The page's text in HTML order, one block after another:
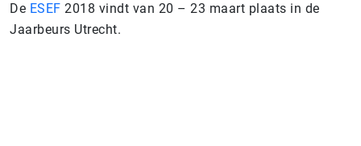
De ESEF 2018 vindt van 20 – 23 maart plaats in de
Jaarbeurs Utrecht.